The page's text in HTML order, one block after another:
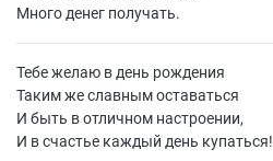
Много денег получать.
Тебе желаю в день рождения
Таким же славным оставаться
И быть в отличном настроении,
И в счастье каждый день купаться!